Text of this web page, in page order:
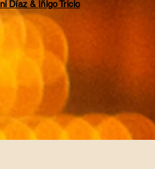
Díaz & Íñigo Tricio